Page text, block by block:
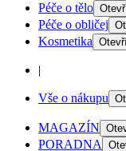
Péče o tělo
Péče o obličej
Kosmetika
|
Vše o nákupu
MAGAZÍN
PORADNA